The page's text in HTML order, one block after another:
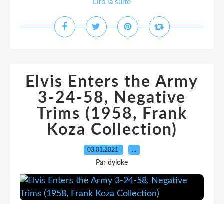
Lire la suite
Elvis Enters the Army
3-24-58, Negative
Trims (1958, Frank
Koza Collection)
03.01.2021 …
Par dyloke